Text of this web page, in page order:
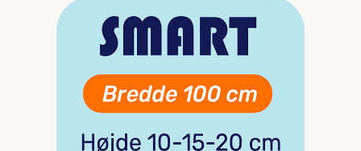
Spring over billedgalleri
Læs mere